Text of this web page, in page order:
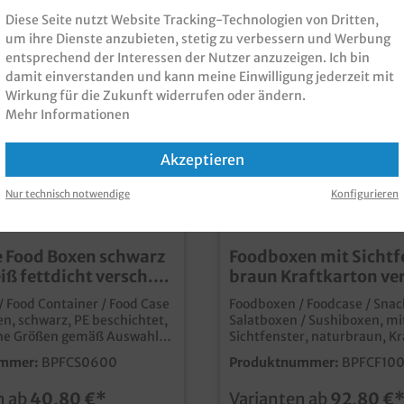
Lieferserviceeuropäische
kurze Wege und optimierte
gern unterbreiten wir Ihnen
Angebot zu einem
senden Sie uns einfach eine
Druckanfrage
Food Boxen schwarz
fettdicht versch.
Food Container / Food Case
schwarz, PE beschichtet,
Größen gemäß Auswahl
90x65mm 450St -
197x160/140x50 200St. -
BPFCS0600
ab 40,80 €*
Foodboxen mit
braun Kraftkarton
Größen
Foodboxen / Foodcase /
Salatboxen / Sushiboxen,
Sichtfenster, naturbraun,
verschiedene Größen und
gemäß Auswahl,
Produktnummer:
Varianten ab 92,80 €*
Diese Seite nutzt Website Tracking-Technologien von Dritten,
um ihre Dienste anzubieten, stetig zu verbessern und Werbung
entsprechend der Interessen der Nutzer anzuzeigen. Ich bin
damit einverstanden und kann meine Einwilligung jederzeit mit
Wirkung für die Zukunft widerrufen oder ändern.
Mehr Informationen
Akzeptieren
Nur technisch notwendige Konfigurieren